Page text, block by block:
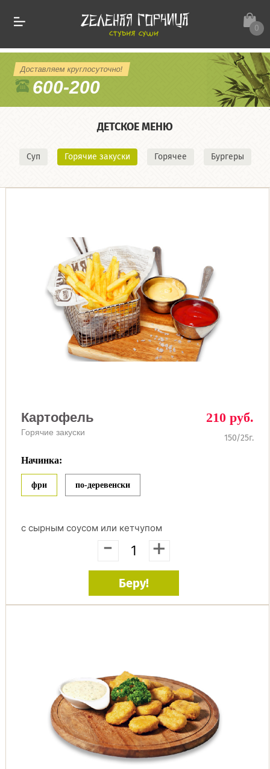
0
Доставляем круглосуточно!
600-200
ДЕТСКОЕ МЕНЮ
Суп Горячие закуски Горячее Бургеры
Картофель
Горячие закуски
210 руб.
150/25г.
Начинка:
фри по-деревенски
с сырным соусом или кетчупом
- +
Беру!